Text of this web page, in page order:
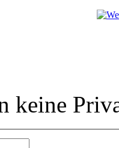
keine